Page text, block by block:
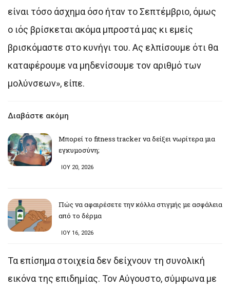
είναι τόσο άσχημα όσο ήταν το Σεπτέμβριο, όμως
ο ιός βρίσκεται ακόμα μπροστά μας κι εμείς
βρισκόμαστε στο κυνήγι του. Ας ελπίσουμε ότι θα
καταφέρουμε να μηδενίσουμε τον αριθμό των
μολύνσεων», είπε.
Διαβάστε ακόμη
Μπορεί το fitness tracker να δείξει νωρίτερα μια
εγκυμοσύνη;
ΙΟΥ 20, 2026
Πώς να αφαιρέσετε την κόλλα στιγμής με ασφάλεια
από το δέρμα
ΙΟΥ 16, 2026
Τα επίσημα στοιχεία δεν δείχνουν τη συνολική
εικόνα της επιδημίας. Τον Αύγουστο, σύμφωνα με